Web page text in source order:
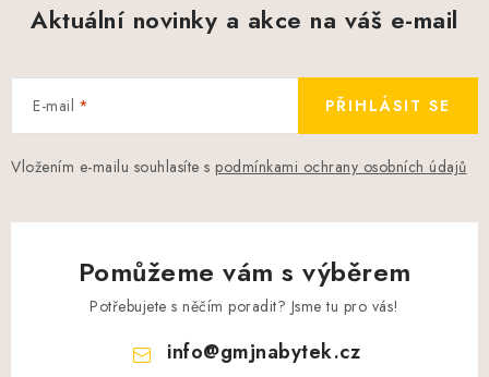
Aktuální novinky a akce na váš e-mail
E-mail
Vložením e-mailu souhlasíte s podmínkami ochrany osobních údajů
PŘIHLÁSIT SE
Pomůžeme vám s výběrem
Potřebujete s něčím poradit? Jsme tu pro vás!
info@gmjnabytek.cz